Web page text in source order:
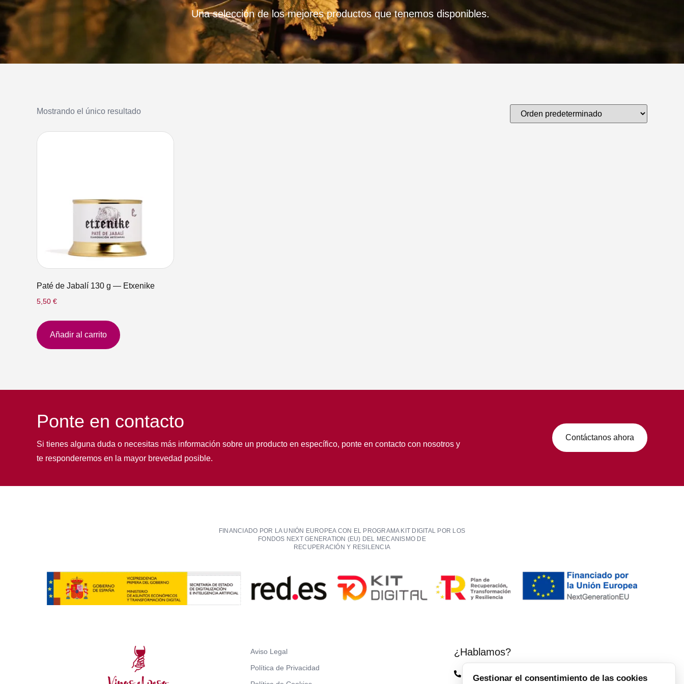
Una selección de los mejores productos que tenemos disponibles.
Mostrando el único resultado
Paté de Jabalí 130 g — Etxenike
5,50 €
Añadir al carrito
Ponte en contacto
Si tienes alguna duda o necesitas más información sobre un producto en específico, ponte en contacto con nosotros y
te responderemos en la mayor brevedad posible.
Contáctanos ahora
FINANCIADO POR LA UNIÓN EUROPEA CON EL PROGRAMA KIT DIGITAL POR LOS
FONDOS NEXT GENERATION (EU) DEL MECANISMO DE
RECUPERACIÓN Y RESILENCIA
Aviso Legal
Política de Privacidad
¿Hablamos?
Vinos El Peso: (+34) 941 226 120
Gestionar el consentimiento de las cookies